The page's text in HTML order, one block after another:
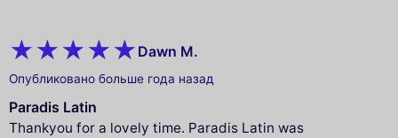
Dawn M.
Опубликовано больше года назад
Paradis Latin
Thankyou for a lovely time. Paradis Latin was